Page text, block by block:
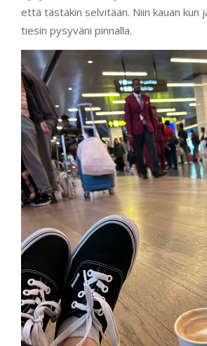
että tästäkin selvitään. Niin kauan kun
tiesin pysyväni pinnalla.